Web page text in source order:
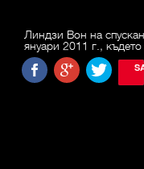
Линдзи Вон на
януари 2011 г., където